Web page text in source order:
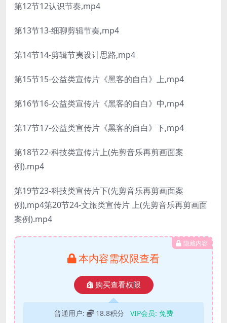
第12节12认识节奏,mp4
第13节13-细聊剪辑节奏,mp4
第14节14-剪辑节夷设计思路,mp4
第15节15-公益类宣传片《黑客的自白》上,mp4
第16节16-公益类宣传片《黑客的自白》中,mp4
第17节17-公益类宣传片《黑客的自白》下,mp4
第18节22-科技类宣传片上(先剪音乐再剪画面案
例).mp4
第19节23-科技类宣传片下(先剪音乐再剪画面案
例),mp4第20节24-文旅类宣传片 上(先剪音乐再剪画面
案例).mp4
隐藏内容
本内容需权限查看
购买查看权限
普通用户: 18.8积分 VIP会员: 免费